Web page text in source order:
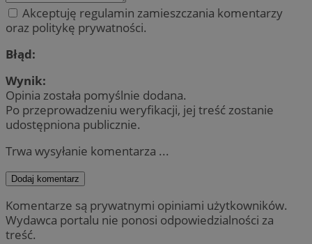
Akceptuję regulamin zamieszczania komentarzy
oraz politykę prywatności.
Błąd:
Wynik:
Opinia została pomyślnie dodana.
Po przeprowadzeniu weryfikacji, jej treść zostanie
udostępniona publicznie.
Trwa wysyłanie komentarza ...
Dodaj komentarz
Komentarze są prywatnymi opiniami użytkowników.
Wydawca portalu nie ponosi odpowiedzialności za
treść.